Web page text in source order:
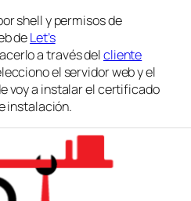
shell y permisos de
deLet’s
a través delcliente
el servidor web y el
voy a instalar el certificado
instalación.